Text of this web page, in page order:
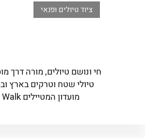
ציוד טיולים ופנאי
חי ונושם טיולים, מורה דרך
טיולי שטח וטרקים בארץ
מועדון המטיילים Let's Walk